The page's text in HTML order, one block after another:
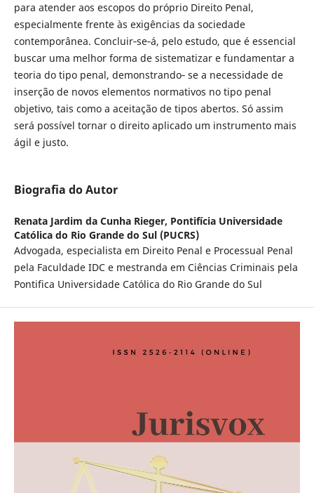
para atender aos escopos do próprio Direito Penal,
especialmente frente às exigências da sociedade
contemporânea. Concluir‐se‐á, pelo estudo, que é essencial
buscar uma melhor forma de sistematizar e fundamentar a
teoria do tipo penal, demonstrando‐ se a necessidade de
inserção de novos elementos normativos no tipo penal
objetivo, tais como a aceitação de tipos abertos. Só assim
será possível tornar o direito aplicado um instrumento mais
ágil e justo.
Biografia do Autor
Renata Jardim da Cunha Rieger, Pontifícia Universidade
Católica do Rio Grande do Sul (PUCRS)
Advogada, especialista em Direito Penal e Processual Penal
pela Faculdade IDC e mestranda em Ciências Criminais pela
Pontifica Universidade Católica do Rio Grande do Sul